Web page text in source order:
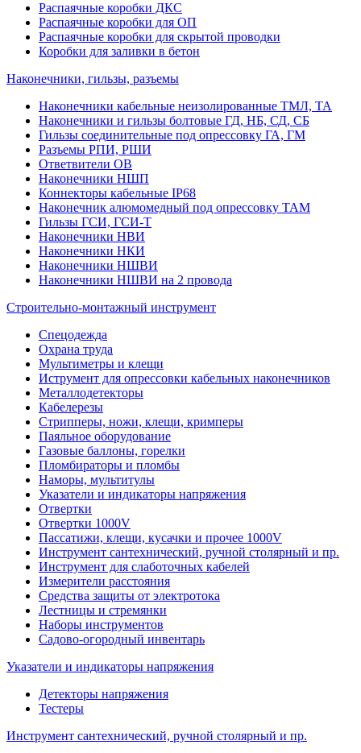
Распаячные коробки ДКС
Распаячные коробки для ОП
Распаячные коробки для скрытой проводки
Коробки для заливки в бетон
Наконечники, гильзы, разъемы
Наконечники кабельные неизолированные ТМЛ, ТА
Наконечники и гильзы болтовые ГД, НБ, СД, СБ
Гильзы соединительные под опрессовку ГА, ГМ
Разъемы РПИ, РШИ
Ответвители ОВ
Наконечники НШП
Коннекторы кабельные IP68
Наконечник алюмомедный под опрессовку ТАМ
Гильзы ГСИ, ГСИ-Т
Наконечники НВИ
Наконечники НКИ
Наконечники НШВИ
Наконечники НШВИ на 2 провода
Строительно-монтажный инструмент
Спецодежда
Охрана труда
Мультиметры и клещи
Иструмент для опрессовки кабельных наконечников
Металлодетекторы
Кабелерезы
Стрипперы, ножи, клещи, кримперы
Паяльное оборудование
Газовые баллоны, горелки
Пломбираторы и пломбы
Наморы, мультитулы
Указатели и индикаторы напряжения
Отвертки
Отвертки 1000V
Пассатижи, клещи, кусачки и прочее 1000V
Инструмент сантехнический, ручной столярный и пр.
Инструмент для слаботочных кабелей
Измерители расстояния
Средства защиты от электротока
Лестницы и стремянки
Наборы инструментов
Садово-огородный инвентарь
Указатели и индикаторы напряжения
Детекторы напряжения
Тестеры
Инструмент сантехнический, ручной столярный и пр.